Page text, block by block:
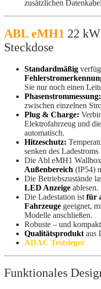
zusätzlichen Datenkabel
ABL eMH1 22
Steckdose
Standardmäßig
Sie nur noch einen
Phasenstrom­messung:
zwischen einzelnen
Plug & Charge:
Elektrofahrzeug und
automatisch.
Hitzeschutz:
senken des
Die Abl eMH1
Außenbereich (IP54)
Die Betriebszustände
LED Anzeige ablesen.
Die Ladestation ist für
Fahrzeuge geeignet,
Modelle anschließen.
Robuste – und
Qualitätsprodukt aus
ADAC Testsieger
Funktionales